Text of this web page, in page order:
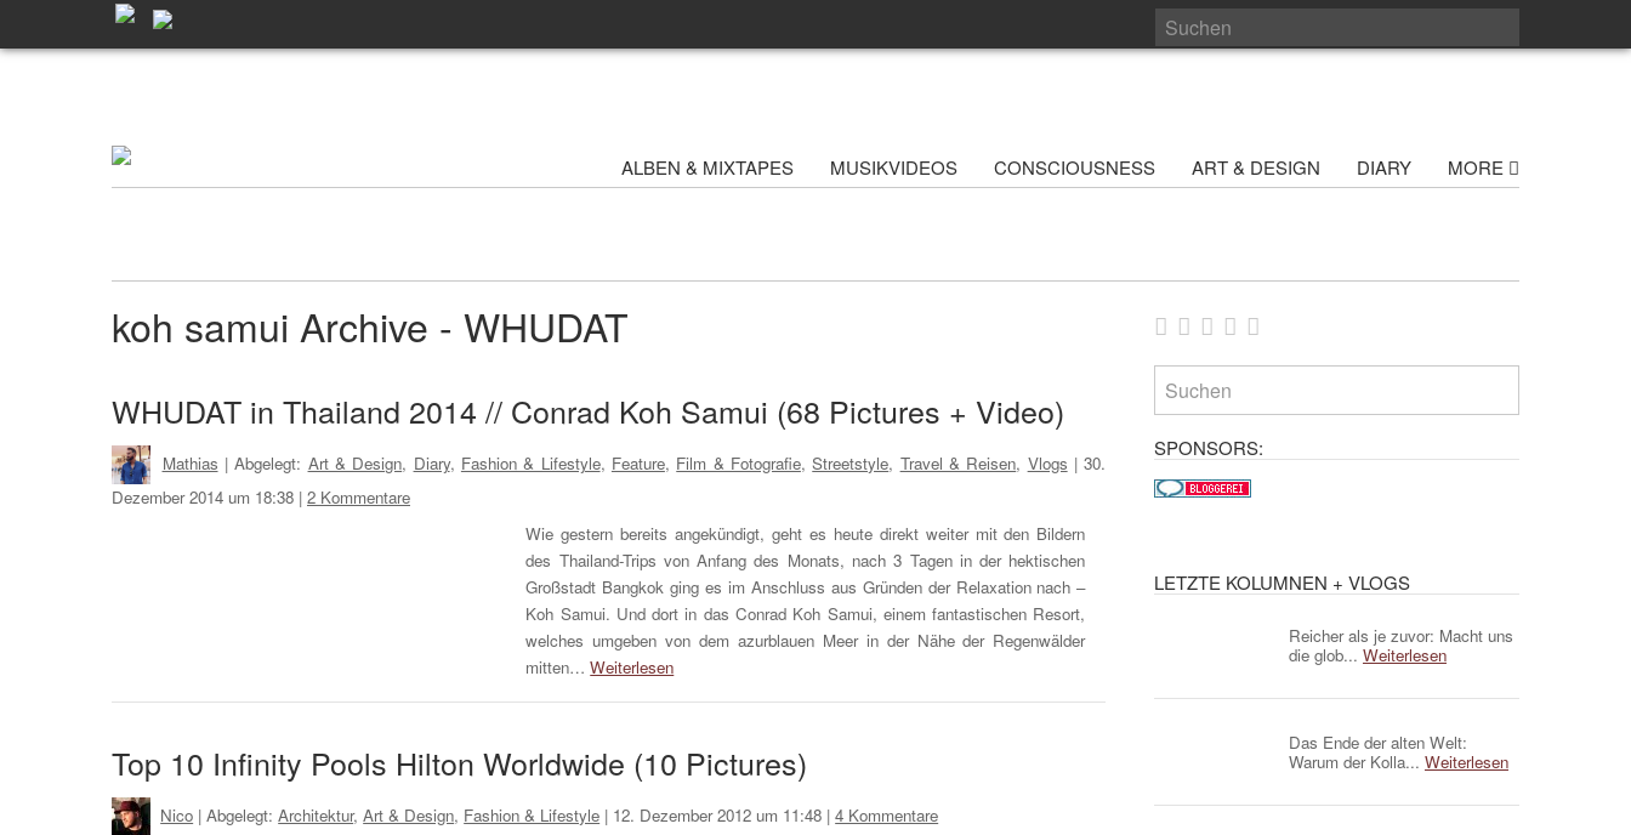
ALBEN & MIXTAPES MUSIKVIDEOS CONSCIOUSNESS ART & DESIGN DIARY MORE
koh samui Archive - WHUDAT
WHUDAT in Thailand 2014 // Conrad Koh Samui (68 Pictures + Video)
Mathias | Abgelegt: Art & Design, Diary, Fashion & Lifestyle, Feature, Film & Fotografie,Streetstyle, Travel & Reisen, Vlogs |30.
Dezember 2014 um 18:38 | 2 Kommentare
Wie gestern bereits angekündigt, geht es heute direkt weiter mit den Bildern
des Thailand-Trips von Anfang des Monats, nach 3 Tagen in der hektischen
Großstadt Bangkok ging es im Anschluss aus Gründen der Relaxation nach –
Koh Samui. Und dort in das Conrad Koh Samui, einem fantastischen Resort,
welches umgeben von dem azurblauen Meer in der Nähe der Regenwälder
mitten…Weiterlesen
Top 10 Infinity Pools Hilton Worldwide (10 Pictures)
Nico | Abgelegt:Architektur,Art & Design, Fashion & Lifestyle | 12. Dezember 2012 um 11:48 |4 Kommentare
SPONSORS:
LETZTE KOLUMNEN + VLOGS
Reicher als je zuvor: Macht uns
die glob... Weiterlesen
Das Ende der alten Welt:
Warum der Kolla... Weiterlesen